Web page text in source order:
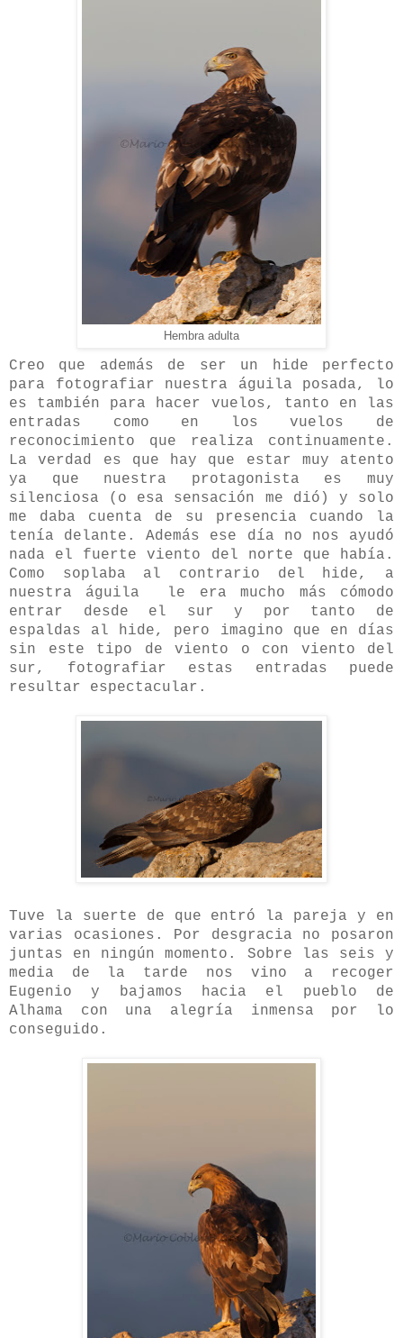
Hembra adulta
Creo que además de ser un hide perfecto
para fotografiar nuestra águila posada, lo
es también para hacer vuelos, tanto en las
entradas como en los vuelos de
reconocimiento que realiza continuamente.
La verdad es que hay que estar muy atento
ya que nuestra protagonista es muy
silenciosa (o esa sensación me dió) y solo
me daba cuenta de su presencia cuando la
tenía delante. Además ese día no nos ayudó
nada el fuerte viento del norte que había.
Como soplaba al contrario del hide, a
nuestra águila le era mucho más cómodo
entrar desde el sur y por tanto de
espaldas al hide, pero imagino que en días
sin este tipo de viento o con viento del
sur, fotografiar estas entradas puede
resultar espectacular.
Tuve la suerte de que entró la pareja y en
varias ocasiones. Por desgracia no posaron
juntas en ningún momento. Sobre las seis y
media de la tarde nos vino a recoger
Eugenio y bajamos hacia el pueblo de
Alhama con una alegría inmensa por lo
conseguido.